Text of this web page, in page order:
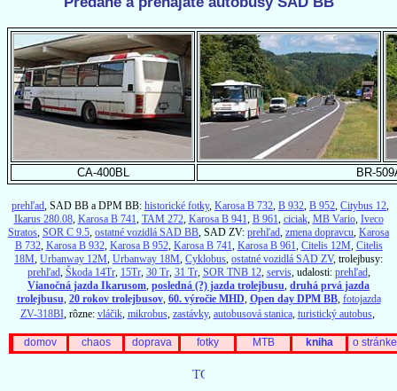
CA-400BL BR-
prehľad , SAD BB a DPM BB: historické fotky, Karosa B 732 B 932 B 952 Citybus 12
Ikarus 280.08, Karosa B 741 TAM 272, Karosa B 941 B 961 ciciak, MB Vario, Iveco
Stratos SOR C 9.5 ostatné vozidlá SAD BB , SAD ZV: prehľad zmena dopravcu Karosa
B 732, Karosa B 932, Karosa B 952, Karosa B 741 Karosa B 961 Citelis 12M Citelis
18M Urbanway 12M Urbanway 18M Cyklobus ostatné vozidlá SAD ZV, trolejbusy:
prehľad, Škoda 14Tr, 15Tr, 30 Tr, 31 Tr, SOR TNB 12, servis, udalosti: prehľad,
Vianočná jazda Ikarusom posledná (?) jazda trolejbusu druhá prvá jazda
trolejbusu 20 rokov trolejbusov, 60. výročie MHD Open day DPM BB, fotojazda
ZV-318BI, rôzne: vláčik, mikrobus, zastávky, autobusová stanica, turistický autobus,
domov chaos doprava fotky MTB kniha o stránke